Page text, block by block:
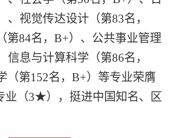
、视觉传达设计（第83名，
第84名，B+）、公共事业管理
信息与计算科学（第86名，
（第152名，B+）等专业荣膺
业（3★），挺进中国知名、区